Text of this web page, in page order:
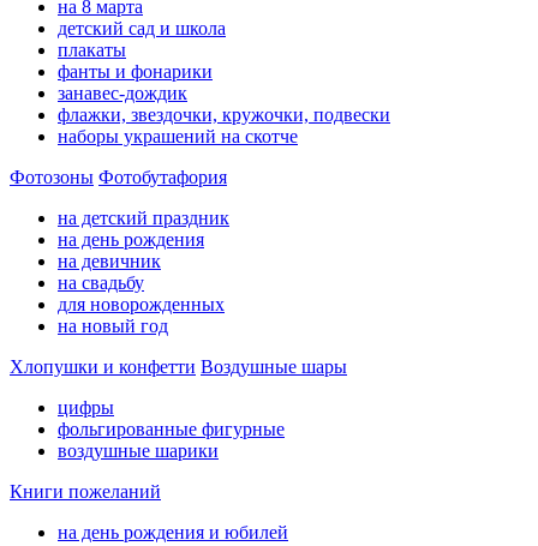
на 8 марта
детский сад и школа
плакаты
фанты и фонарики
занавес-дождик
флажки, звездочки, кружочки, подвески
наборы украшений на скотче
Фотозоны Фотобутафория
на детский праздник
на день рождения
на девичник
на свадьбу
для новорожденных
на новый год
Хлопушки и конфетти Воздушные шары
цифры
фольгированные фигурные
воздушные шарики
Книги пожеланий
на день рождения и юбилей